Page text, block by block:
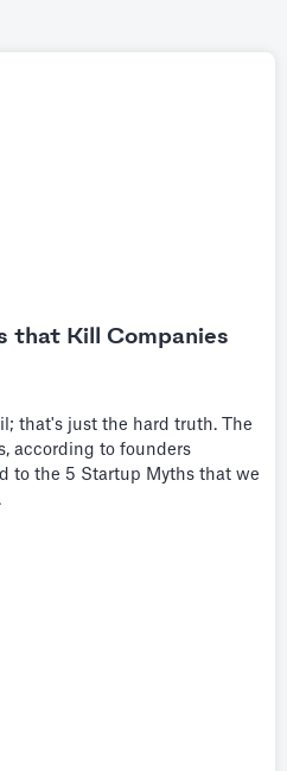
that Kill Companies
that's just the hard truth. The
according to founders
to the 5 Startup Myths that we